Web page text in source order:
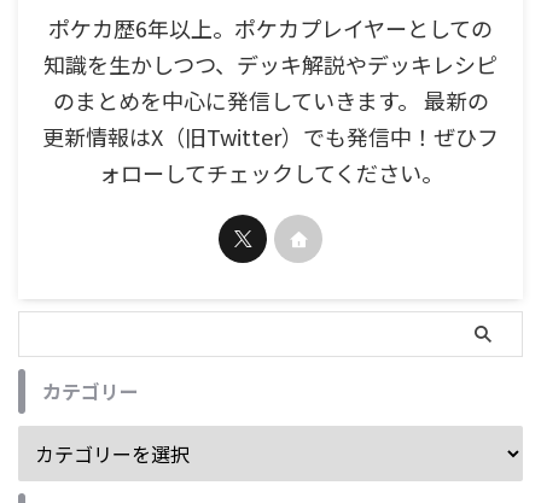
ポケカ歴6年以上。ポケカプレイヤーとしての
知識を生かしつつ、デッキ解説やデッキレシピ
のまとめを中心に発信していきます。 最新の
更新情報はX（旧Twitter）でも発信中！ぜひフ
ォローしてチェックしてください。
カテゴリー